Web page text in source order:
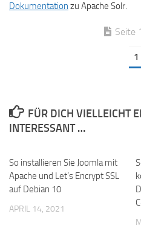
Dokumentation zu Apache Solr.
Seite
1
FÜR DICH VIELLEICHT
INTERESSANT …
So installieren Sie Joomla mit
Apache und Let’s Encrypt SSL
auf Debian 10
APRIL 14, 2021